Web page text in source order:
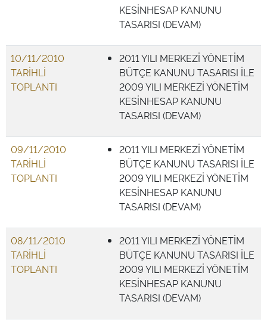
KESİNHESAP KANUNU
TASARISI (DEVAM)
10/11/2010
TARİHLİ
TOPLANTI
2011 YILI MERKEZİ YÖNETİM
BÜTÇE KANUNU TASARISI İLE
2009 YILI MERKEZİ YÖNETİM
KESİNHESAP KANUNU
TASARISI (DEVAM)
09/11/2010
TARİHLİ
TOPLANTI
2011 YILI MERKEZİ YÖNETİM
BÜTÇE KANUNU TASARISI İLE
2009 YILI MERKEZİ YÖNETİM
KESİNHESAP KANUNU
TASARISI (DEVAM)
08/11/2010
TARİHLİ
TOPLANTI
2011 YILI MERKEZİ YÖNETİM
BÜTÇE KANUNU TASARISI İLE
2009 YILI MERKEZİ YÖNETİM
KESİNHESAP KANUNU
TASARISI (DEVAM)